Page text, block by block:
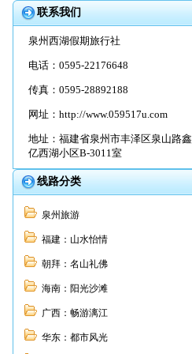
联系我们
泉州西湖假期旅行社
电话：0595-22176648
传真：0595-28892188
网址： http://www.059517u.com
地址：福建省泉州市丰泽区泉山路鑫
亿西湖小区B-3011室
线路分类
泉州旅游
福建：山水怡情
朝拜：名山礼佛
海南：阳光沙滩
广西：畅游漓江
华东：都市风光